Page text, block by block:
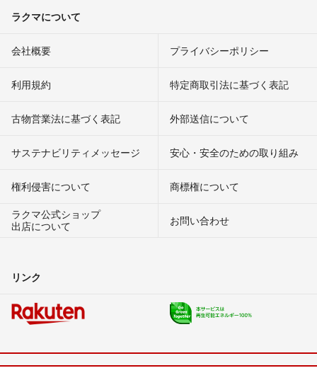
ラクマについて
会社概要 プライバシーポリシー
利用規約 特定商取引法に基づく表記
古物営業法に基づく表記 外部送信について
サステナビリティメッセージ 安心・安全のための取り組み
権利侵害について
商標権について
ラクマ公式ショップ
出店について
お問い合わせ
リンク